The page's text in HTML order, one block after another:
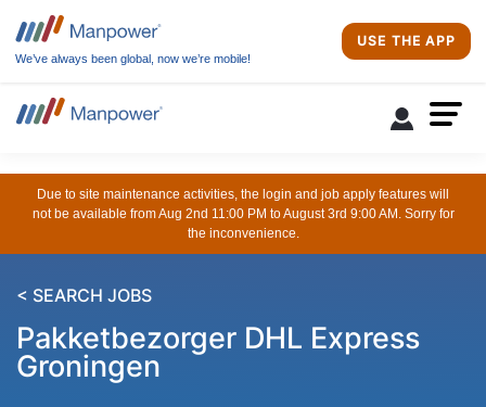
We’ve always been global, now we’re mobile!
USE THE APP
Due to site maintenance activities, the login and job apply features will
not be available from Aug 2nd 11:00 PM to August 3rd 9:00 AM. Sorry for
the inconvenience.
< SEARCH JOBS
Pakketbezorger DHL Express
Groningen